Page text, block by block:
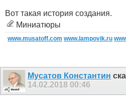
Вот такая история создания.
Миниатюры
www.musatoff.com www.lampovik.ru
Мусатов Константин
14.02.2018 00:46